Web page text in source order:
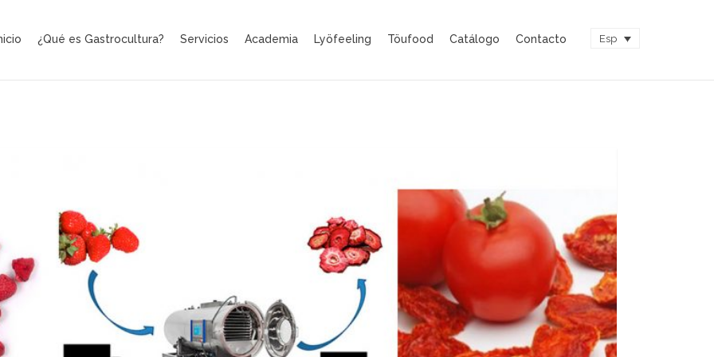
Esp
¿Qué es Gastrocultura? Servicios Academia Lyöfeeling Töufood Catálogo Contacto